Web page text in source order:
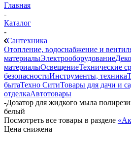
Главная
-
Каталог
-
Сантехника
Отопление, водоснабжение и
материалыЭлектрооборудование
материалыОсвещениеТехнические
безопасностиИнструменты, техника
бытаТехно СитиТовары для дачи и
отделкаАвтотовары
-Дозатор для жидкого мыла
белый
Посмотреть все товары в разделе
Цена снижена